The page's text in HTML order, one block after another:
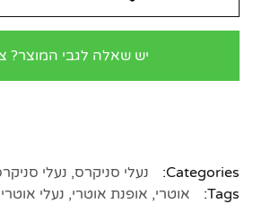
יש שאלה לגבי המוצר?
Categories: נעלי סניקרס, נעלי
Tags:
אוטרי, אופנת אוטרי, נעלי אוטרי